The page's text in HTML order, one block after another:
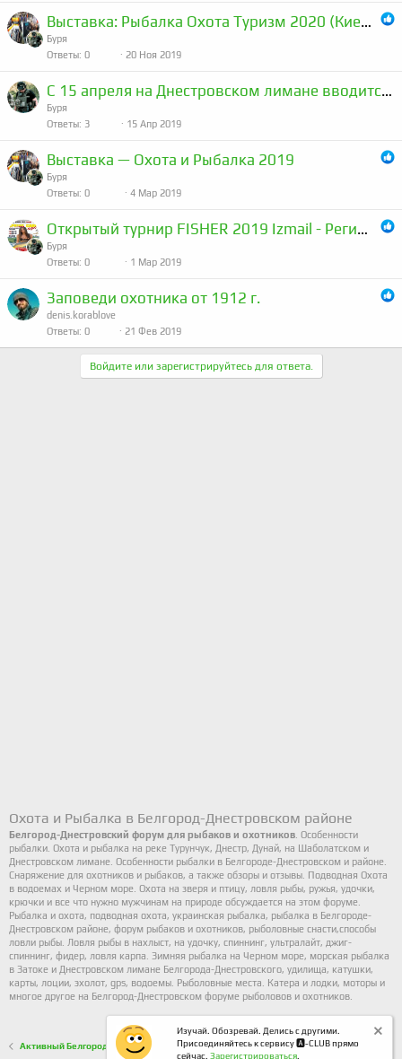
Выставка: Рыбалка Охота Туризм 2020 (Киев)
Буря
Ответы 0 20 Ноя 2019
С 15 апреля на Днестровском лимане вводится государственный запрет на вылов рыбы
Буря
Ответы 3 15 Апр 2019
Выставка — Охота и Рыбалка 2019
Буря
Ответы 0 4 Мар 2019
Открытый турнир FISHER 2019 Izmail - Регистрация открыта
Буря
Ответы 0 1 Мар 2019
Заповеди охотника от 1912 г.
denis.korablove
Ответы 0 21 Фев 2019
Войдите или зарегистрируйтесь для ответа.
Охота и Рыбалка в Белгород-Днестровском районе
Белгород-Днестровский форум для рыбаков и охотников . Особенности
рыбалки. Охота и рыбалка на реке Турунчук, Днестр, Дунай, на Шаболатском и
Днестровском лимане. Особенности рыбалки в Белгороде-Днестровском и районе.
Снаряжение для охотников и рыбаков, а также обзоры и отзывы. Подводная Охота
в водоемах и Черном море. Охота на зверя и птицу, ловля рыбы, ружья, удочки,
крючки и все что нужно мужчинам на природе обсуждается на этом форуме.
Рыбалка и охота, подводная охота, украинская рыбалка, рыбалка в Белгороде-
Днестровском районе, форум рыбаков и охотников, рыболовные снасти,способы
ловли рыбы. Ловля рыбы в нахлыст, на удочку, спиннинг, ультралайт, джиг-
спиннинг, фидер, ловля карпа. Зимняя рыбалка на Черном море, морская рыбалка
в Затоке и Днестровском лимане Белгорода-Днестровского, удилища, катушки,
карты, лоции, эхолот, gps, водоемы. Рыболовные места. Катера и лодки, моторы и
многое другое на Белгород-Днестровском форуме рыболовов и охотников.
Активный Белгород-Днестровский
Изучай. Обозревай. Делись с другими.
Присоединяйтесь к сервису 🅰️-CLUB прямо
сейчас. Зарегистрироваться